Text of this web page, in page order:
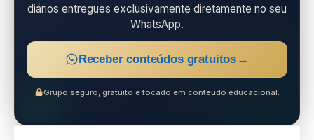
diários entregues exclusivamente diretamente no seu
WhatsApp.
Receber conteúdos gratuitos →
Grupo seguro, gratuito e focado em conteúdo educacional.